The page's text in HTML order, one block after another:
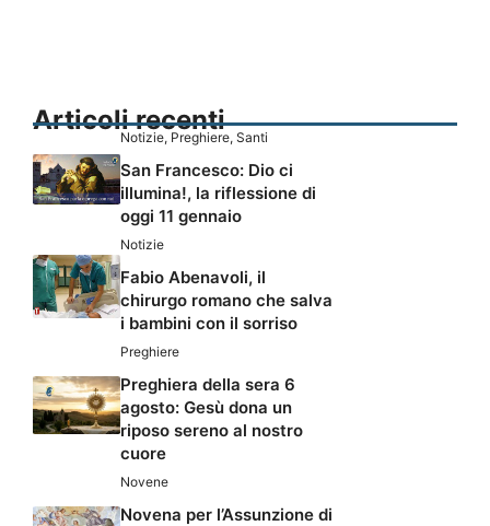
Articoli recenti
Notizie, Preghiere, Santi
San Francesco: Dio ci
illumina!, la riflessione di
oggi 11 gennaio
Notizie
Fabio Abenavoli, il
chirurgo romano che salva
i bambini con il sorriso
Preghiere
Preghiera della sera 6
agosto: Gesù dona un
riposo sereno al nostro
cuore
Novene
Novena per l’Assunzione di